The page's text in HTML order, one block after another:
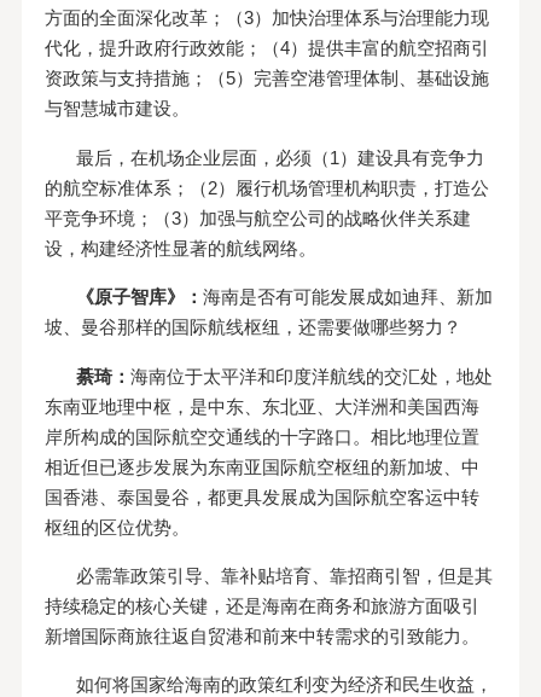
方面的全面深化改革；（3）加快治理体系与治理能力现
代化，提升政府行政效能；（4）提供丰富的航空招商引
资政策与支持措施；（5）完善空港管理体制、基础设施
与智慧城市建设。
最后，在机场企业层面，必须（1）建设具有竞争力
的航空标准体系；（2）履行机场管理机构职责，打造公
平竞争环境；（3）加强与航空公司的战略伙伴关系建
设，构建经济性显著的航线网络。
《原子智库》：海南是否有可能发展成如迪拜、新加
坡、曼谷那样的国际航线枢纽，还需要做哪些努力？
綦琦：海南位于太平洋和印度洋航线的交汇处，地处
东南亚地理中枢，是中东、东北亚、大洋洲和美国西海
岸所构成的国际航空交通线的十字路口。相比地理位置
相近但已逐步发展为东南亚国际航空枢纽的新加坡、中
国香港、泰国曼谷，都更具发展成为国际航空客运中转
枢纽的区位优势。
必需靠政策引导、靠补贴培育、靠招商引智，但是其
持续稳定的核心关键，还是海南在商务和旅游方面吸引
新增国际商旅往返自贸港和前来中转需求的引致能力。
如何将国家给海南的政策红利变为经济和民生收益，